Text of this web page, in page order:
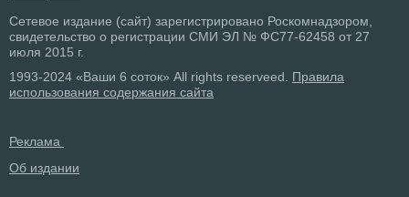
Сетевое издание (сайт) зарегистрировано Роскомнадзором,
свидетельство о регистрации СМИ ЭЛ № ФС77-62458 от 27
июля 2015 г.
1993-2024 «Ваши 6 соток» All rights reserveed. Правила
использования содержания сайта
Реклама
Об издании